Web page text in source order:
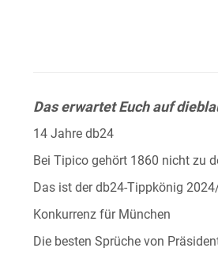
Das erwartet Euch auf
14 Jahre db24
Bei Tipico gehört 1860 nicht zu
Das ist der db24-Tippkönig
Konkurrenz für München
Die besten Sprüche von